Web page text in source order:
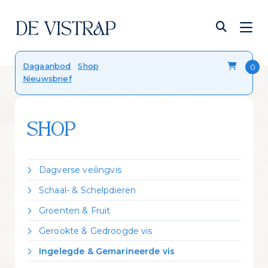
Verser dan vers
Onze viskalender
Blog
Contact
Dagaanbod
Shop
Nieuwsbrief
SHOP
Dagverse veilingvis
Dorade Royal
Forel
Hondshaai
Kabeljauw
Koolvis
Leng
Schaal- & Schelpdieren
Crevettes vannamei gekookt
Garnalen gepeld
Kreeft Canadees levend
Mosselen Zeeuws bodemcultuur
Oester 'Fine de Claire'
Groenten & Fruit
Citroen
Zeekraal
Gerookte & Gedroogde vis
Gerookte forel
Gerookte heilbot
Ingelegde & Gemarineerde vis